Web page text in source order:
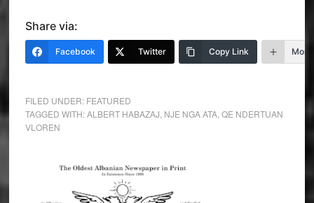
Share via:
Facebook Twitter Copy Link More
FILED UNDER: FEATURED
TAGGED WITH:ALBERT HABAZAJ NJE NGA ATA, QE NDERTUAN
VLOREN